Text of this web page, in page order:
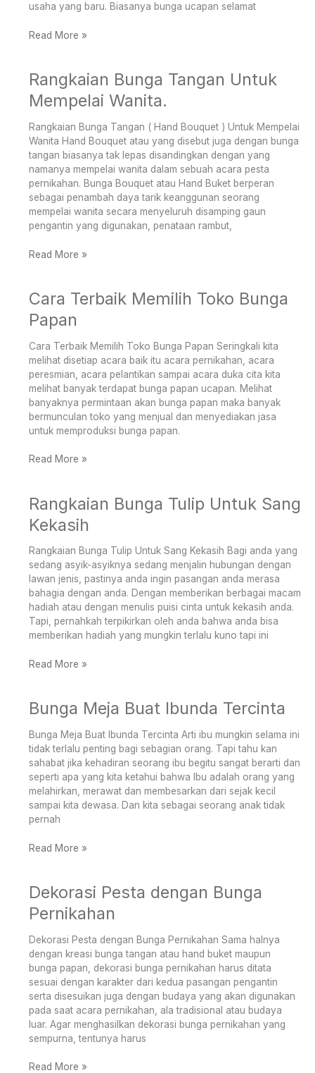
usaha yang baru. Biasanya bunga ucapan selamat
Read More »
Rangkaian Bunga Tangan Untuk
Mempelai Wanita.
Rangkaian Bunga Tangan ( Hand Bouquet ) Untuk Mempelai
Wanita Hand Bouquet atau yang disebut juga dengan bunga
tangan biasanya tak lepas disandingkan dengan yang
namanya mempelai wanita dalam sebuah acara pesta
pernikahan. Bunga Bouquet atau Hand Buket berperan
sebagai penambah daya tarik keanggunan seorang
mempelai wanita secara menyeluruh disamping gaun
pengantin yang digunakan, penataan rambut,
Rangkaian
Tangan
Mempelai
Wanita.
Read More »
Cara Terbaik Memilih Toko Bunga
Papan
Cara Terbaik Memilih Toko Bunga Papan Seringkali kita
melihat disetiap acara baik itu acara pernikahan, acara
peresmian, acara pelantikan sampai acara duka cita kita
melihat banyak terdapat bunga papan ucapan. Melihat
banyaknya permintaan akan bunga papan maka banyak
bermunculan toko yang menjual dan menyediakan jasa
untuk memproduksi bunga papan.
Cara
Memilih
Bunga
Papan
Read More »
Rangkaian Bunga Tulip Untuk Sang
Kekasih
Rangkaian Bunga Tulip Untuk Sang Kekasih Bagi anda yang
sedang asyik-asyiknya sedang menjalin hubungan dengan
lawan jenis, pastinya anda ingin pasangan anda merasa
bahagia dengan anda. Dengan memberikan berbagai macam
hadiah atau dengan menulis puisi cinta untuk kekasih anda.
Tapi, pernahkah terpikirkan oleh anda bahwa anda bisa
memberikan hadiah yang mungkin terlalu kuno tapi ini
Rangkaian
Bunga
Tulip
Sang
Kekasih
Read More »
Bunga Meja Buat Ibunda Tercinta
Bunga Meja Buat Ibunda Tercinta Arti ibu mungkin selama ini
tidak terlalu penting bagi sebagian orang. Tapi tahu kan
sahabat jika kehadiran seorang ibu begitu sangat berarti dan
seperti apa yang kita ketahui bahwa Ibu adalah orang yang
melahirkan, merawat dan membesarkan dari sejak kecil
sampai kita dewasa. Dan kita sebagai seorang anak tidak
pernah
Bunga
Buat
Ibunda
Tercinta
Read More »
Dekorasi Pesta dengan Bunga
Pernikahan
Dekorasi Pesta dengan Bunga Pernikahan Sama halnya
dengan kreasi bunga tangan atau hand buket maupun
bunga papan, dekorasi bunga pernikahan harus ditata
sesuai dengan karakter dari kedua pasangan pengantin
serta disesuikan juga dengan budaya yang akan digunakan
pada saat acara pernikahan, ala tradisional atau budaya
luar. Agar menghasilkan dekorasi bunga pernikahan yang
sempurna, tentunya harus
Dekorasi
dengan
Pernikahan
Read More »